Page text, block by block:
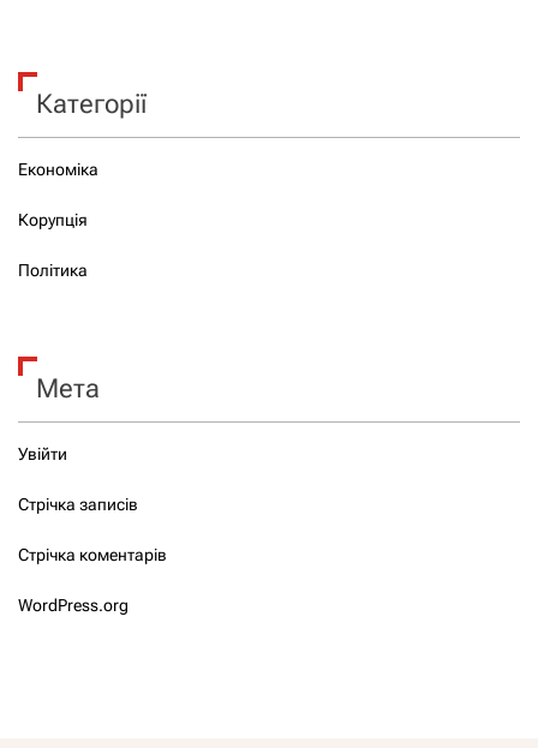
Категорії
Економіка
Корупція
Політика
Мета
Увійти
Стрічка записів
Стрічка коментарів
WordPress.org